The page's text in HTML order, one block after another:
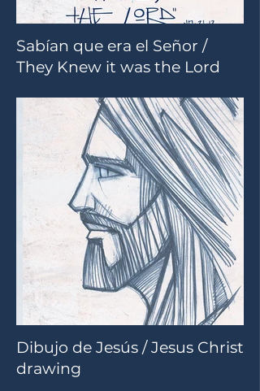
Sabían que era el Señor /
They Knew it was the Lord
Dibujo de Jesús / Jesus Christ
drawing